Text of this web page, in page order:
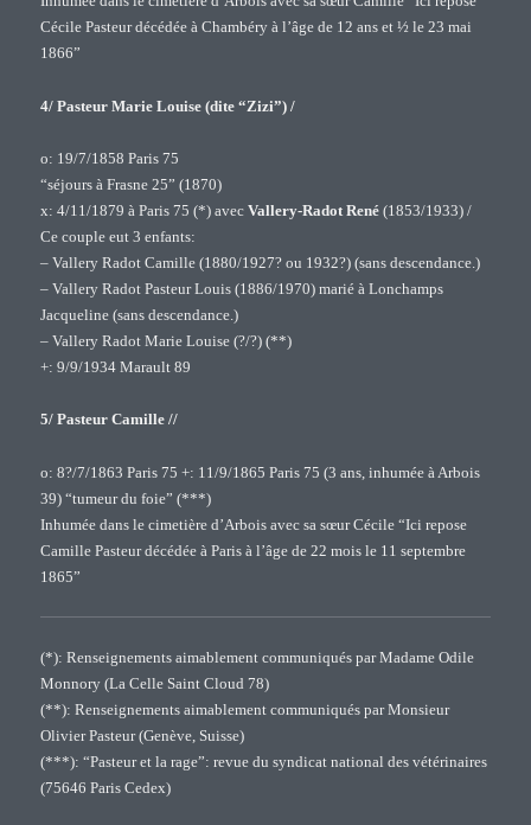
Cécile Pasteur décédée à Chambéry à l’âge de 12 ans et ½ le 23 mai
1866”
4/ Pasteur Marie Louise (dite “Zizi”) /
o: 19/7/1858 Paris 75
“séjours à Frasne 25” (1870)
x: 4/11/1879 à Paris 75 (*) avecVallery-Radot René(1853/1933) /
Ce couple eut 3 enfants:
– Vallery Radot Camille (1880/1927? ou 1932?) (sans descendance.)
– Vallery Radot Pasteur Louis (1886/1970) marié à Lonchamps
Jacqueline (sans descendance.)
– Vallery Radot Marie Louise (?/?) (**)
+: 9/9/1934 Marault 89
5/ Pasteur Camille //
o: 8?/7/1863 Paris 75 +: 11/9/1865 Paris 75 (3 ans, inhumée à Arbois
39) “tumeur du foie” (***)
Inhumée dans le cimetière d’Arbois avec sa sœur Cécile “Ici repose
Camille Pasteur décédée à Paris à l’âge de 22 mois le 11 septembre
1865”
(*): Renseignements aimablement communiqués par Madame Odile
Monnory (La Celle Saint Cloud 78)
(**): Renseignements aimablement communiqués par Monsieur
Olivier Pasteur (Genève, Suisse)
(***): “Pasteur et la rage”: revue du syndicat national des vétérinaires
(75646 Paris Cedex)